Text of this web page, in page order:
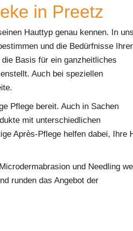
in Preetz
Hauttyp genau kennen. In
und die Bedürfnisse
Basis für ein ganzheitliches
Auch bei speziellen
deutschpillenwelche
für Hunde
Pflege bereit. Auch in Sachen
mit unterschiedlichen
Après-Pflege helfen dabei, Ihre
und Needling
runden das Angebot der